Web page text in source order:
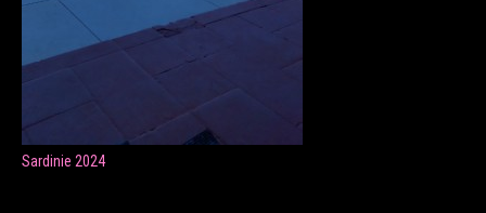
ONLINE LEKCE CVIČENÍ
Sardinie 2024